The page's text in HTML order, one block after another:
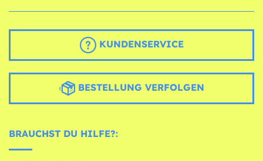
KUNDENSERVICE
BESTELLUNG VERFOLGEN
BRAUCHST DU HILFE?: